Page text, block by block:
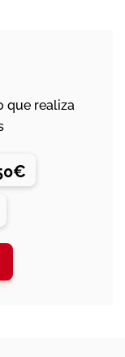
que realiza